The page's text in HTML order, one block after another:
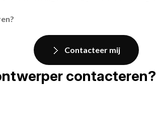
Contacteer mij
contacteren?